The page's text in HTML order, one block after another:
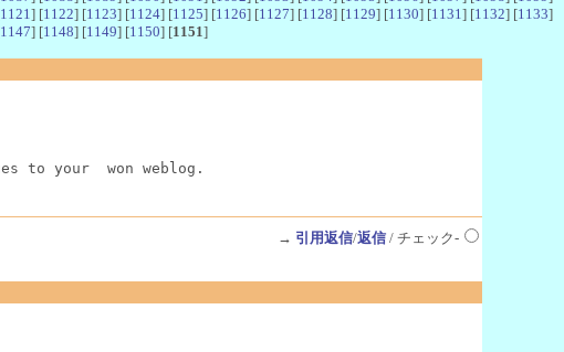
1121 ] [1122] [1123] [1124] [1125] [1126] [1127] [1128] [1129] [1130] [1131 ] [1132] [1133]
1147] [1148] [1149] [1150] [1151]
to your  won weblog.
→ 引用返信/返信/ チェック-